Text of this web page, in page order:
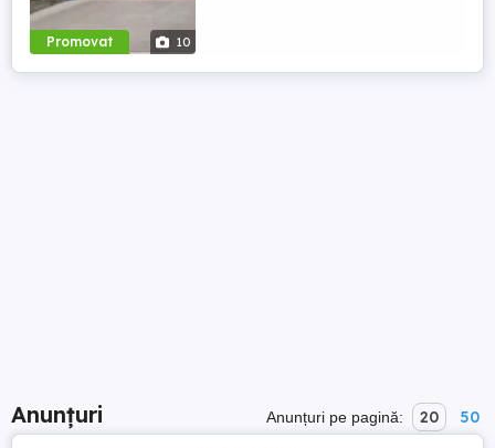
Promovat 10
Anunțuri Anunțuri pe pagină: 20 50